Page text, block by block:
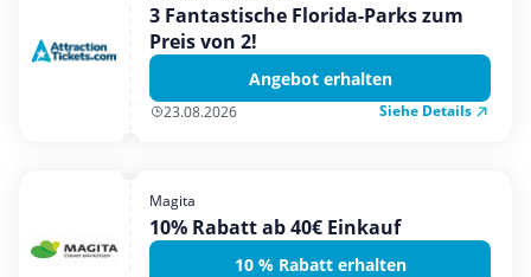
3 Fantastische Florida-Parks zum
Preis von 2!
Angebot erhalten
23.08.2026 Siehe Details
Magita
10% Rabatt ab 40€ Einkauf
10 % Rabatt erhalten